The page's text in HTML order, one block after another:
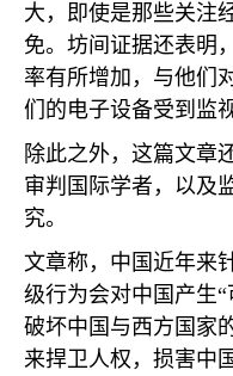
大，即使是那些关注
免。坊间证据还表明
率有所增加，与他们
们的电子设备受到监
除此之外，这篇文章
审判国际学者，以及
究。
文章称，中国近年来
级行为会对中国产生
破坏中国与西方国家
来捍卫人权，损害中